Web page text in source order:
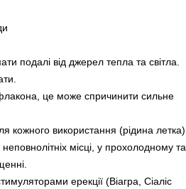
подалі від джерел тепла та світла.
це може спричинити сильне
кожного використання (рідина летка).
місці, у прохолодному та
ерекції (Віагра, Сіаліс